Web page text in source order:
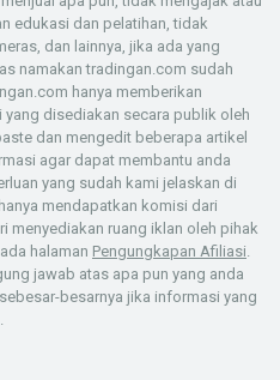
edukasi dan pelatihan, tidak
dan lainnya, jika ada yang
namakan tradingan.com sudah
hanya memberikan
disediakan secara publik oleh
dan mengedit beberapa artikel
agar dapat membantu anda
yang sudah kami jelaskan di
mendapatkan komisi dari
ruang iklan oleh pihak
halamanPengungkapan Afiliasi.
jawab atas apa pun yang anda
besarnya jika informasi yang